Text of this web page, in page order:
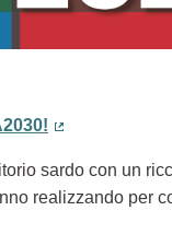
sardo con un
realizzando per